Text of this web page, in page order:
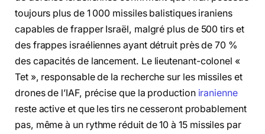
toujours plus de 1 000 missiles balistiques iraniens
capables de frapper Israël, malgré plus de 500 tirs et
des frappes israéliennes ayant détruit près de 70 %
des capacités de lancement. Le lieutenant-colonel «
Tet », responsable de la recherche sur les missiles et
drones de l’IAF, précise que la production iranienne
reste active et que les tirs ne cesseront probablement
pas, même à un rythme réduit de 10 à 15 missiles par